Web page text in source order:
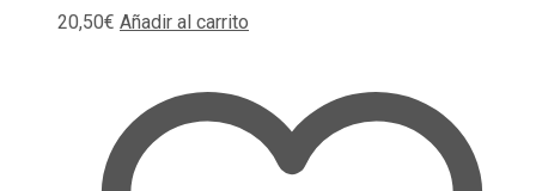
20,50€ Añadir al carrito